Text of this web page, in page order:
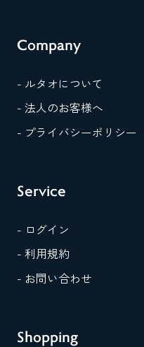
Company
- ルタオについて
- 法人のお客様へ
- プライバシーポリシー
Service
- ログイン
- 利用規約
- お問い合わせ
Shopping